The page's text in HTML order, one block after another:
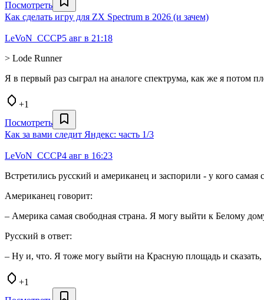
Посмотреть
Как сделать игру для ZX Spectrum в 2026 (и зачем)
LeVoN_CCCP5 авг в 21:18
> Lode Runner
Я в первый раз сыграл на аналоге спектрума, как же я потом
+1
Посмотреть
Как за вами следит Яндекс: часть 1/3
LeVoN_CCCP4 авг в 16:23
Встретились русский и американец и заспорили - у кого самая
Американец говорит:
– Америка самая свободная страна. Я могу выйти к Белому
Русский в ответ:
– Ну и, что. Я тоже могу выйти на Красную площадь и сказать,
+1